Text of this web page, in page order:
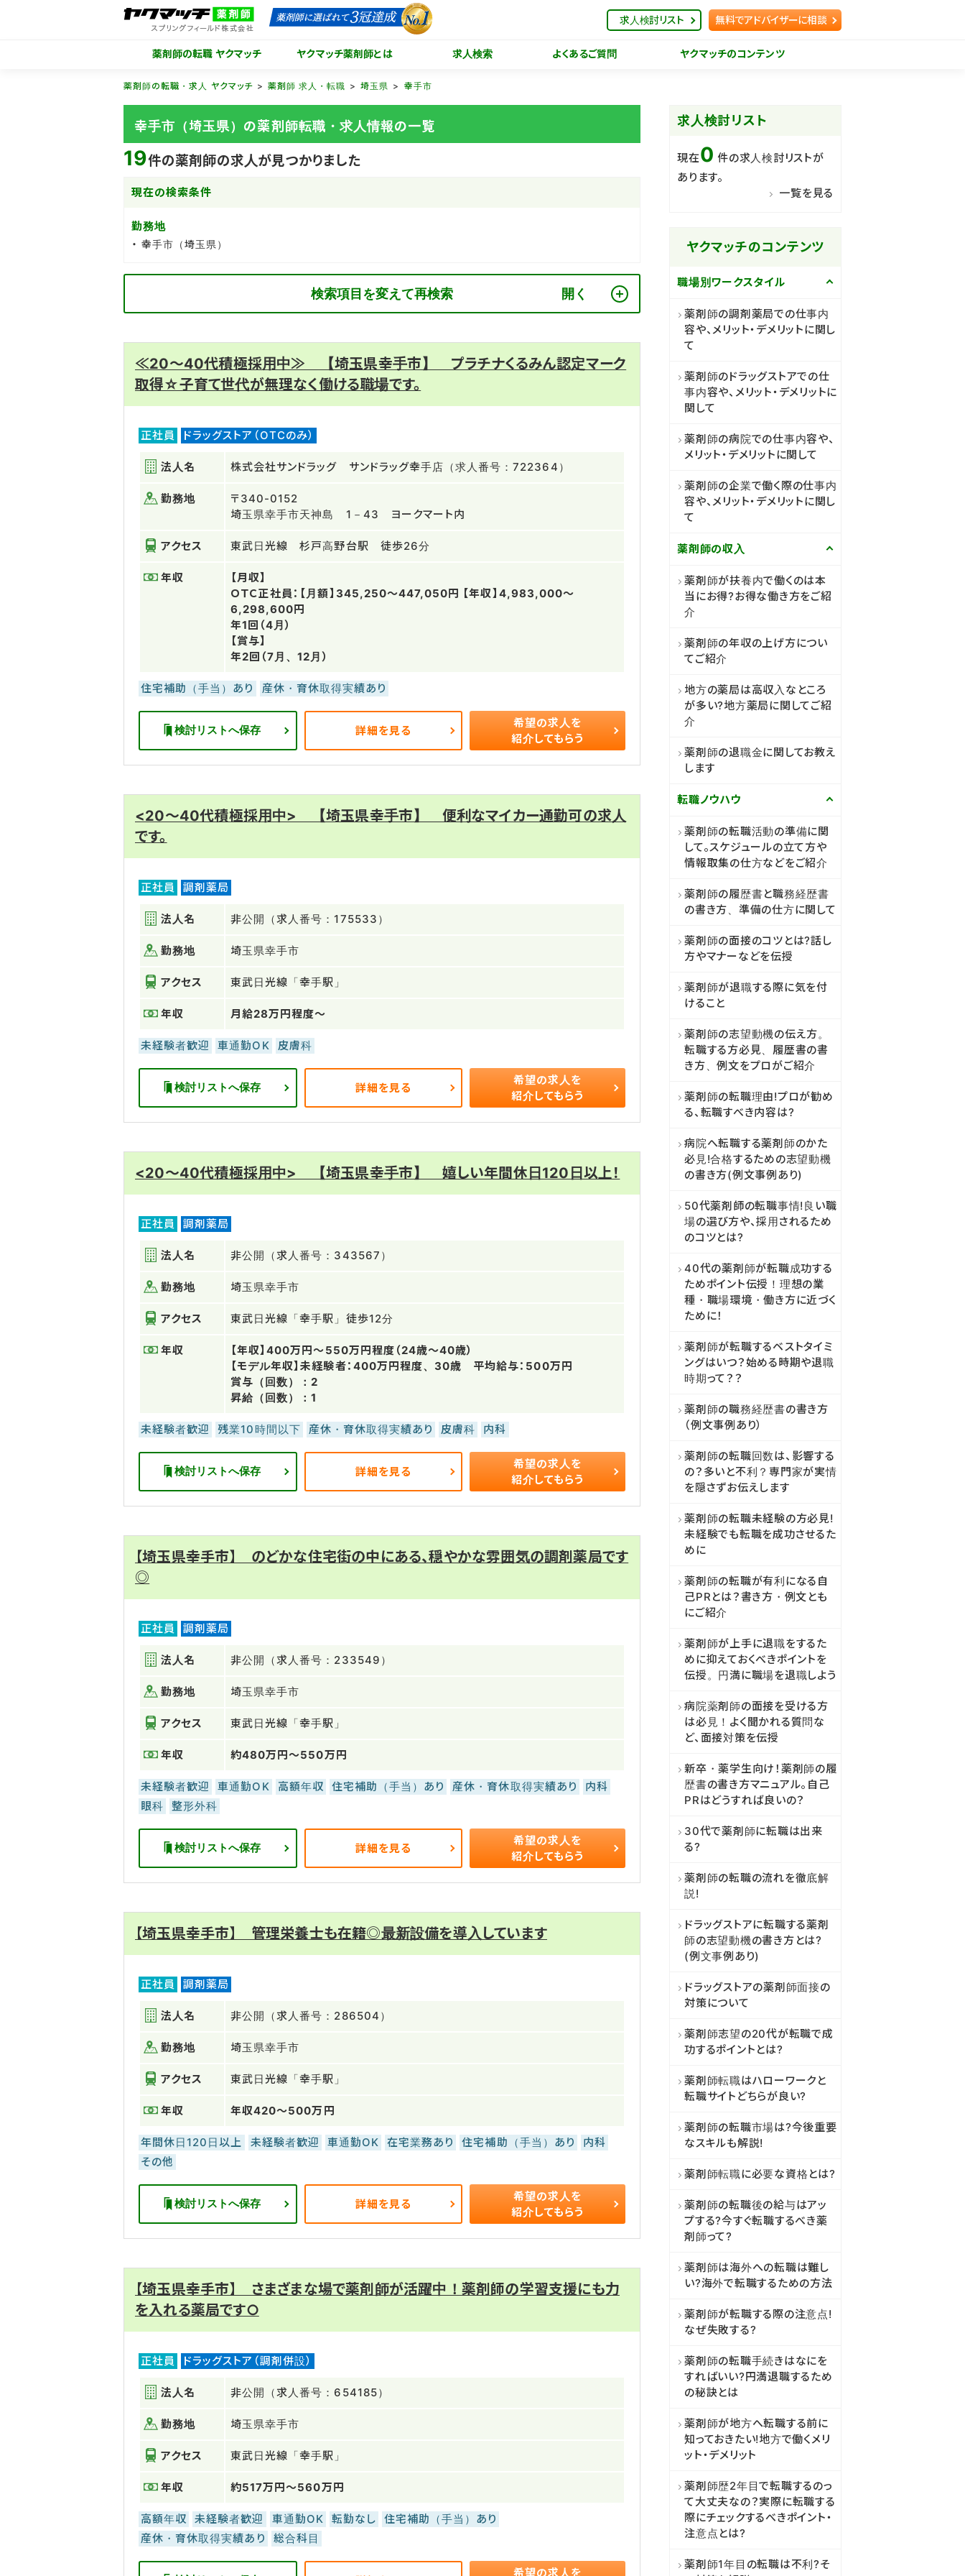
薬剤師の転職 ヤクマッチ ヤクマッチ薬剤師とは 求人検索 よくあるご質問 ヤクマッチのコンテンツ
求人検討リスト 無料でアドバイザーに相談
薬剤師の転職・求人 ヤクマッチ 薬剤師 求人・転職 埼玉県 幸手市
幸手市（埼玉県）の薬剤師転職・求人情報の一覧
19件の薬剤師の求人が見つかりました
現在の検索条件
勤務地
幸手市（埼玉県）
検索項目を変えて再検索
≪20～40代積極採用中≫ 【埼玉県幸手市】 プラチナくるみん認定マーク
取得☆子育て世代が無理なく働ける職場です。
正社員 ドラッグストア（OTCのみ）
法人名 株式会社サンドラッグ サンドラッグ幸手店（求人番号：722364）
勤務地
〒340-0152
埼玉県幸手市天神島 1－43 ヨークマート内
アクセス 東武日光線 杉戸高野台駅 徒歩26分
年収
【月収】
ＯＴＣ正社員：【月額】345,250～447,050円 【年収】4,983,000～
6,298,600円
年1回（4月）
【賞与】
年2回（7月、12月）
住宅補助（手当）あり 産休・育休取得実績あり
検討リストへ保存 詳細を見る
希望の求人を
紹介してもらう
<20～40代積極採用中> 【埼玉県幸手市】 便利なマイカー通勤可の求人
です。
正社員 調剤薬局
法人名 非公開（求人番号：175533）
勤務地 埼玉県幸手市
アクセス 東武日光線「幸手駅」
年収 月給28万円程度～
未経験者歓迎 車通勤OK 皮膚科
検討リストへ保存 詳細を見る
希望の求人を
紹介してもらう
<20～40代積極採用中> 【埼玉県幸手市】 嬉しい年間休日120日以上！
正社員 調剤薬局
法人名 非公開（求人番号：343567）
勤務地 埼玉県幸手市
アクセス 東武日光線「幸手駅」徒歩12分
年収
【年収】400万円～550万円程度（24歳～40歳）
【モデル年収】未経験者：400万円程度、30歳 平均給与：500万円
賞与（回数）：2
昇給（回数）：1
未経験者歓迎 残業10時間以下 産休・育休取得実績あり 皮膚科 内科
検討リストへ保存 詳細を見る
希望の求人を
紹介してもらう
【埼玉県幸手市】 のどかな住宅街の中にある、穏やかな雰囲気の調剤薬局です
◎
正社員 調剤薬局
法人名 非公開（求人番号：233549）
勤務地 埼玉県幸手市
アクセス 東武日光線「幸手駅」
年収 約480万円～550万円
未経験者歓迎 車通勤OK 高額年収 住宅補助（手当）あり 産休・育休取得実績あり
内科
眼科
整形外科
検討リストへ保存 詳細を見る
希望の求人を
紹介してもらう
【埼玉県幸手市】 管理栄養士も在籍◎最新設備を導入しています
正社員 調剤薬局
法人名 非公開（求人番号：286504）
勤務地 埼玉県幸手市
アクセス 東武日光線「幸手駅」
年収 年収420～500万円
年間休日120日以上 未経験者歓迎 車通勤OK 在宅業務あり 住宅補助（手当）あり
内科
その他
検討リストへ保存 詳細を見る
希望の求人を
紹介してもらう
【埼玉県幸手市】 さまざまな場で薬剤師が活躍中！薬剤師の学習支援にも力
を入れる薬局です○
正社員 ドラッグストア（調剤併設）
法人名 非公開（求人番号：654185）
勤務地 埼玉県幸手市
アクセス 東武日光線「幸手駅」
年収 約517万円～560万円
高額年収 未経験者歓迎 車通勤OK 転勤なし
住宅補助（手当）あり
産休・育休取得実績あり
総合科目
希望の求人を
求人検討リスト
現在0 件の求人検討リストが
あります。
一覧を見る
ヤクマッチのコンテンツ
職場別ワークスタイル
薬剤師の調剤薬局での仕事内
容や、メリット・デメリットに関し
て
薬剤師のドラッグストアでの仕
事内容や、メリット・デメリットに
関して
薬剤師の病院での仕事内容や、
メリット・デメリットに関して
薬剤師の企業で働く際の仕事内
容や、メリット・デメリットに関し
て
薬剤師の収入
薬剤師が扶養内で働くのは本
当にお得?お得な働き方をご紹
介
薬剤師の年収の上げ方につい
てご紹介
地方の薬局は高収入なところ
が多い?地方薬局に関してご紹
介
薬剤師の退職金に関してお教え
します
転職ノウハウ
薬剤師の転職活動の準備に関
して。スケジュールの立て方や
情報取集の仕方などをご紹介
薬剤師の履歴書と職務経歴書
の書き方、準備の仕方に関して
薬剤師の面接のコツとは?話し
方やマナーなどを伝授
薬剤師が退職する際に気を付
けること
薬剤師の志望動機の伝え方。
転職する方必見、履歴書の書
き方、例文をプロがご紹介
薬剤師の転職理由!プロが勧め
る、転職すべき内容は?
病院へ転職する薬剤師のかた
必見!合格するための志望動機
の書き方(例文事例あり)
50代薬剤師の転職事情!良い職
場の選び方や、採用されるため
のコツとは?
40代の薬剤師が転職成功する
ためポイント伝授！理想の業
種・職場環境・働き方に近づく
ために！
薬剤師が転職するベストタイミ
ングはいつ？始める時期や退職
時期って？？
薬剤師の職務経歴書の書き方
（例文事例あり）
薬剤師の転職回数は、影響する
の？多いと不利？専門家が実情
を隠さずお伝えします
薬剤師の転職未経験の方必見!
未経験でも転職を成功させるた
めに
薬剤師の転職が有利になる自
己PRとは？書き方・例文とも
にご紹介
薬剤師が上手に退職をするた
めに抑えておくべきポイントを
伝授。円満に職場を退職しよう
病院薬剤師の面接を受ける方
は必見！よく聞かれる質問な
ど、面接対策を伝授
新卒・薬学生向け！薬剤師の履
歴書の書き方マニュアル。自己
PRはどうすれば良いの？
30代で薬剤師に転職は出来
る?
薬剤師の転職の流れを徹底解
説!
ドラッグストアに転職する薬剤
師の志望動機の書き方とは?
(例文事例あり)
ドラッグストアの薬剤師面接の
対策について
薬剤師志望の20代が転職で成
功するポイントとは?
薬剤師転職はハローワークと
転職サイトどちらが良い?
薬剤師の転職市場は?今後重要
なスキルも解説!
薬剤師転職に必要な資格とは?
薬剤師の転職後の給与はアッ
プする?今すぐ転職するべき薬
剤師って?
薬剤師は海外への転職は難し
い?海外で転職するための方法
薬剤師が転職する際の注意点!
なぜ失敗する?
薬剤師の転職手続きはなにを
すればいい?円満退職するため
の秘訣とは
薬剤師が地方へ転職する前に
知っておきたい!地方で働くメリ
ット・デメリット
薬剤師歴2年目で転職するのっ
て大丈夫なの？実際に転職する
際にチェックするべきポイント・
注意点とは?
薬剤師1年目の転職は不利?そ